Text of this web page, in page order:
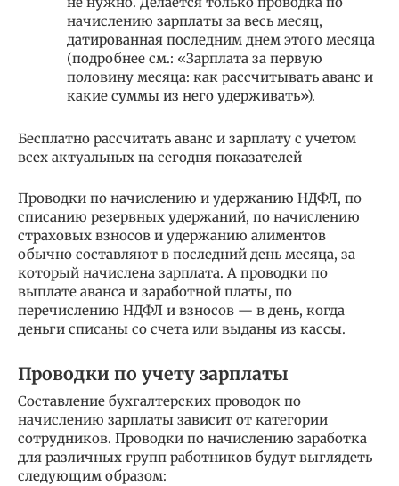
начислению зарплаты за весь месяц,
датированная последним днем этого месяца
(подробнее см.: «Зарплата за первую
половину месяца: как рассчитывать аванс и
какие суммы из него удерживать»).
Бесплатно рассчитать аванс и зарплату с учетом
всех актуальных на сегодня показателей
Проводки по начислению и удержанию НДФЛ, по
списанию резервных удержаний, по начислению
страховых взносов и удержанию алиментов
обычно составляют в последний день месяца, за
который начислена зарплата. А проводки по
выплате аванса и заработной платы, по
перечислению НДФЛ и взносов — в день, когда
деньги списаны со счета или выданы из кассы.
Проводки по учету зарплаты
Составление бухгалтерских проводок по
начислению зарплаты зависит от категории
сотрудников. Проводки по начислению заработка
для различных групп работников будут выглядеть
следующим образом: